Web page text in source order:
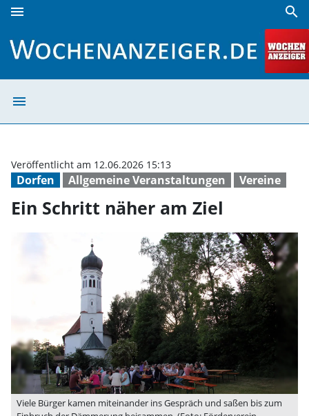
menu search
menu
Dorfen Allgemeine Veranstaltungen Vereine
Veröffentlicht am 12.06.2026 15:13
Ein Schritt näher am Ziel
Viele Bürger kamen miteinander ins Gespräch und saßen bis zum